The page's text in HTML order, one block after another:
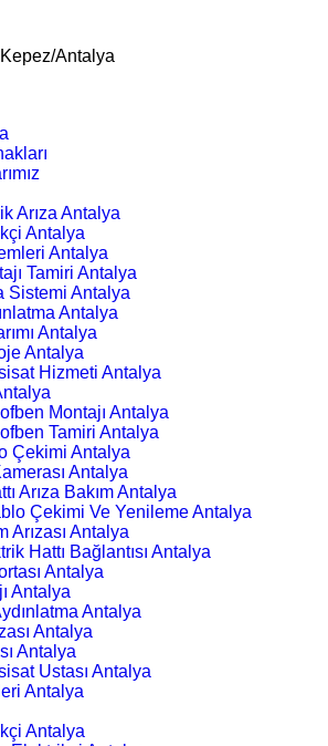
Antalya
Arıza Antalya
Antalya
Antalya
Tamiri Antalya
Sistemi Antalya
Antalya
Antalya
Antalya
Hizmeti Antalya
Montajı Antalya
Tamiri Antalya
Çekimi Antalya
Antalya
Arıza Bakım Antalya
Çekimi Ve Yenileme Antalya
Arızası Antalya
Hattı Bağlantısı Antalya
Antalya
Antalya
Antalya
Antalya
Antalya
Ustası Antalya
Antalya
Antalya